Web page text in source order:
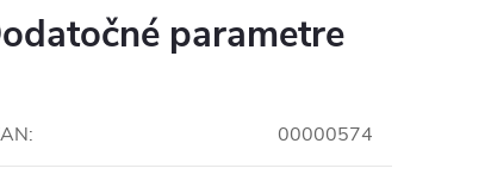
parametre
: 00000574